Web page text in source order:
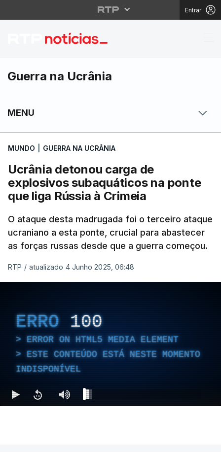
Entrar
Ucrânia detonou
Guerra na Ucrânia
MENU
MUNDO GUERRA NA UCRÂNIA
Ucrânia detonou carga de
explosivos subaquáticos na ponte
que liga Rússia à Crimeia
O ataque desta madrugada foi o terceiro ataque
ucraniano a esta ponte, crucial para abastecer
as forças russas desde que a guerra começou.
RTP / atualizado 4 Junho 2025, 06:48
ERRO 100
ERROR ON HTML5 MEDIA ELEMENT
ESTE CONTEÚDO ESTÁ NESTE MOMENTO
INDISPONÍVEL